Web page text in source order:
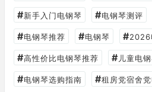
#新手入门电钢琴 #电钢琴测评
#电钢琴推荐 #电钢琴 #2026
#高性价比电钢琴推荐 # 儿童电
#电钢琴选购指南 #租房党宿舍